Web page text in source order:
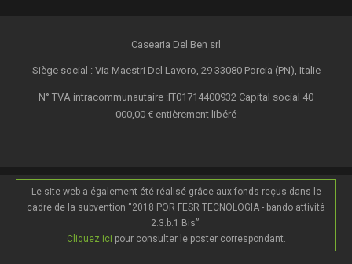
Casearia Del Ben srl
Siège social : Via Maestri Del Lavoro, 29 33080 Porcia (PN), Italie
N° TVA intracommunautaire :IT01714400932 Capital social 40
000,00 € entièrement libéré
Le site web a également été réalisé grâce aux fonds reçus dans le
cadre de la subvention “2018 POR FESR TECNOLOGIA - bando attività
2.3.b.1 Bis”.
Cliquez ici pour consulter le poster correspondant.